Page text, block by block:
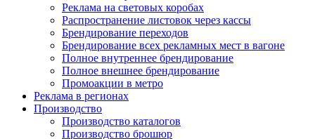
Реклама на световых коробах
Распространение листовок через кассы
Брендирование переходов
Брендирование всех рекламных мест в вагоне
Полное внутреннее брендирование
Полное внешнее брендирование
Промоакции в метро
Реклама в регионах
Производство
Производство каталогов
Производство брошюр